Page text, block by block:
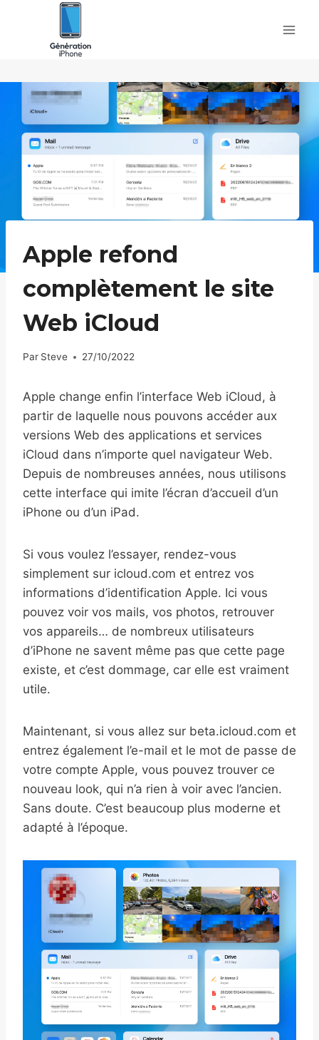
Apple refond
complètement le site
Web iCloud
Par Steve 27/10/2022
Apple change enfin l’interface Web iCloud, à
partir de laquelle nous pouvons accéder aux
versions Web des applications et services
iCloud dans n’importe quel navigateur Web.
Depuis de nombreuses années, nous utilisons
cette interface qui imite l’écran d’accueil d’un
iPhone ou d’un iPad.
Si vous voulez l’essayer, rendez-vous
simplement sur icloud.com et entrez vos
informations d’identification Apple. Ici vous
pouvez voir vos mails, vos photos, retrouver
vos appareils… de nombreux utilisateurs
d’iPhone ne savent même pas que cette page
existe, et c’est dommage, car elle est vraiment
utile.
Maintenant, si vous allez sur beta.icloud.com et
entrez également l’e-mail et le mot de passe de
votre compte Apple, vous pouvez trouver ce
nouveau look, qui n’a rien à voir avec l’ancien.
Sans doute. C’est beaucoup plus moderne et
adapté à l’époque.